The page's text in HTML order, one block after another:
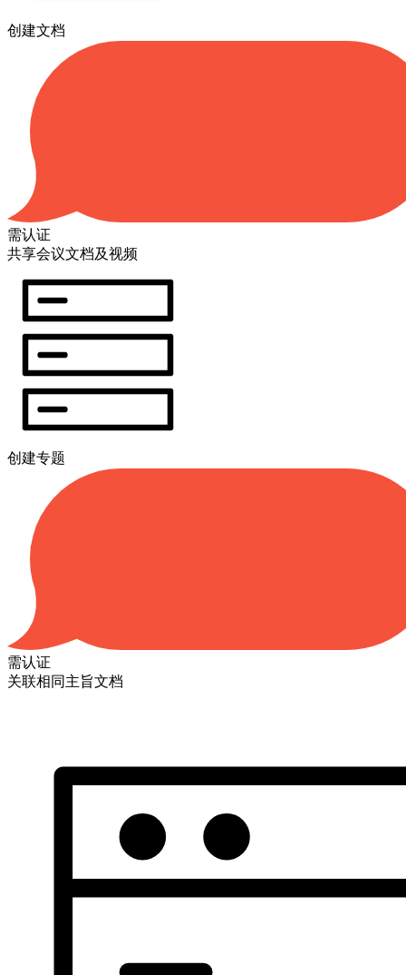
创建文档
需认证
共享会议文档及视频
创建专题
需认证
关联相同主旨文档